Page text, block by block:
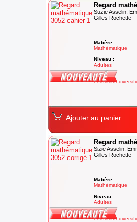
Regard
Suzie Asselin,
Gilles Rochette
Matière :
Mathématique
Niveau :
Adultes
Degré :
Formation
Ajouter au panier
Regard
Sizie Asselin,
Gilles Rochette
Matière :
Mathématique
Niveau :
Adultes
Degré :
Formation